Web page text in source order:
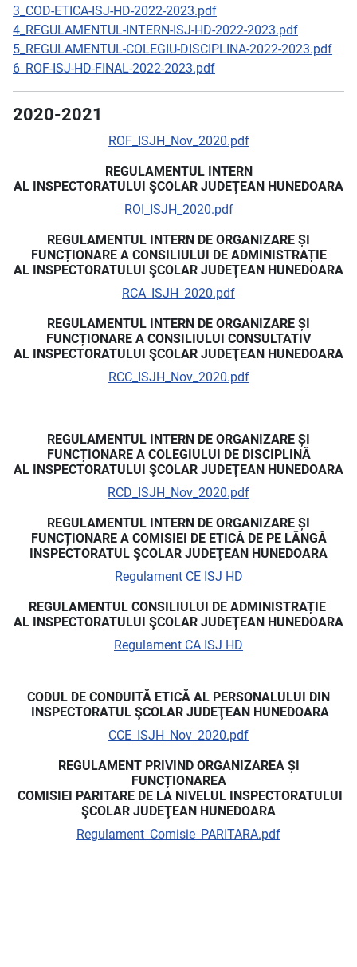
3_COD-ETICA-ISJ-HD-2022-2023.pdf
4_REGULAMENTUL-INTERN-ISJ-HD-2022-2023.pdf
5_REGULAMENTUL-COLEGIU-DISCIPLINA-2022-2023.pdf
6_ROF-ISJ-HD-FINAL-2022-2023.pdf
2020-2021
ROF_ISJH_Nov_2020.pdf
REGULAMENTUL INTERN
AL INSPECTORATULUI ŞCOLAR JUDEŢEAN HUNEDOARA
ROI_ISJH_2020.pdf
REGULAMENTUL INTERN DE ORGANIZARE ȘI
FUNCȚIONARE A CONSILIULUI DE ADMINISTRAȚIE
AL INSPECTORATULUI ŞCOLAR JUDEŢEAN HUNEDOARA
RCA_ISJH_2020.pdf
REGULAMENTUL INTERN DE ORGANIZARE ȘI
FUNCȚIONARE A CONSILIULUI CONSULTATIV
AL INSPECTORATULUI ŞCOLAR JUDEŢEAN HUNEDOARA
RCC_ISJH_Nov_2020.pdf
REGULAMENTUL INTERN DE ORGANIZARE ȘI
FUNCȚIONARE A COLEGIULUI DE DISCIPLINĂ
AL INSPECTORATULUI ŞCOLAR JUDEŢEAN HUNEDOARA
RCD_ISJH_Nov_2020.pdf
REGULAMENTUL INTERN DE ORGANIZARE ȘI
FUNCȚIONARE A COMISIEI DE ETICĂ DE PE LÂNGĂ
INSPECTORATUL ŞCOLAR JUDEŢEAN HUNEDOARA
Regulament CE ISJ HD
REGULAMENTUL CONSILIULUI DE ADMINISTRAȚIE
AL INSPECTORATULUI ŞCOLAR JUDEŢEAN HUNEDOARA
Regulament CA ISJ HD
CODUL DE CONDUITĂ ETICĂ AL PERSONALULUI DIN
INSPECTORATUL ŞCOLAR JUDEŢEAN HUNEDOARA
CCE_ISJH_Nov_2020.pdf
REGULAMENT PRIVIND ORGANIZAREA ȘI
FUNCȚIONAREA
COMISIEI PARITARE DE LA NIVELUL INSPECTORATULUI
ŞCOLAR JUDEŢEAN HUNEDOARA
Regulament_Comisie_PARITARA.pdf